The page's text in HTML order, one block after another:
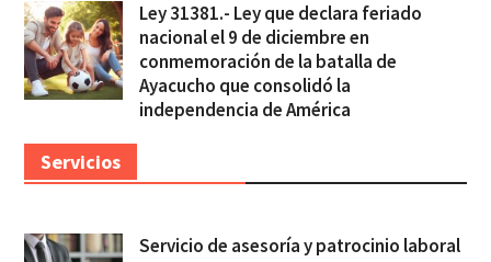
Ley 31381.- Ley que declara feriado
nacional el 9 de diciembre en
conmemoración de la batalla de
Ayacucho que consolidó la
independencia de América
Servicios
Servicio de asesoría y patrocinio laboral